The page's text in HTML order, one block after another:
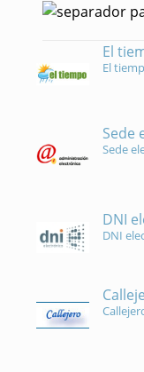
El
El
Sede
Sede
DNI
DNI